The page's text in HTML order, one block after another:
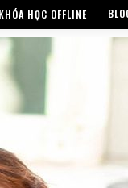
KHÓA HỌC OFFLINE